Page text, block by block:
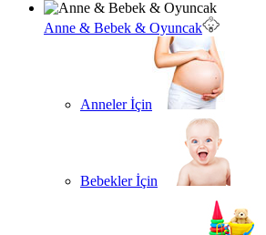
Anne & Bebek & Oyuncak
Anneler İçin
Bebekler İçin